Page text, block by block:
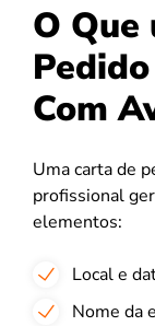
O Que
Com
Uma carta de
profissional
elementos:
Local e
Nome da